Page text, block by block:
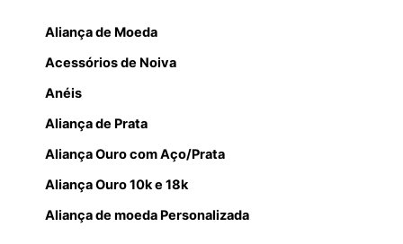
Aliança de Moeda
Acessórios de Noiva
Anéis
Aliança de Prata
Aliança Ouro com Aço/Prata
Aliança Ouro 10k e 18k
Aliança de moeda Personalizada